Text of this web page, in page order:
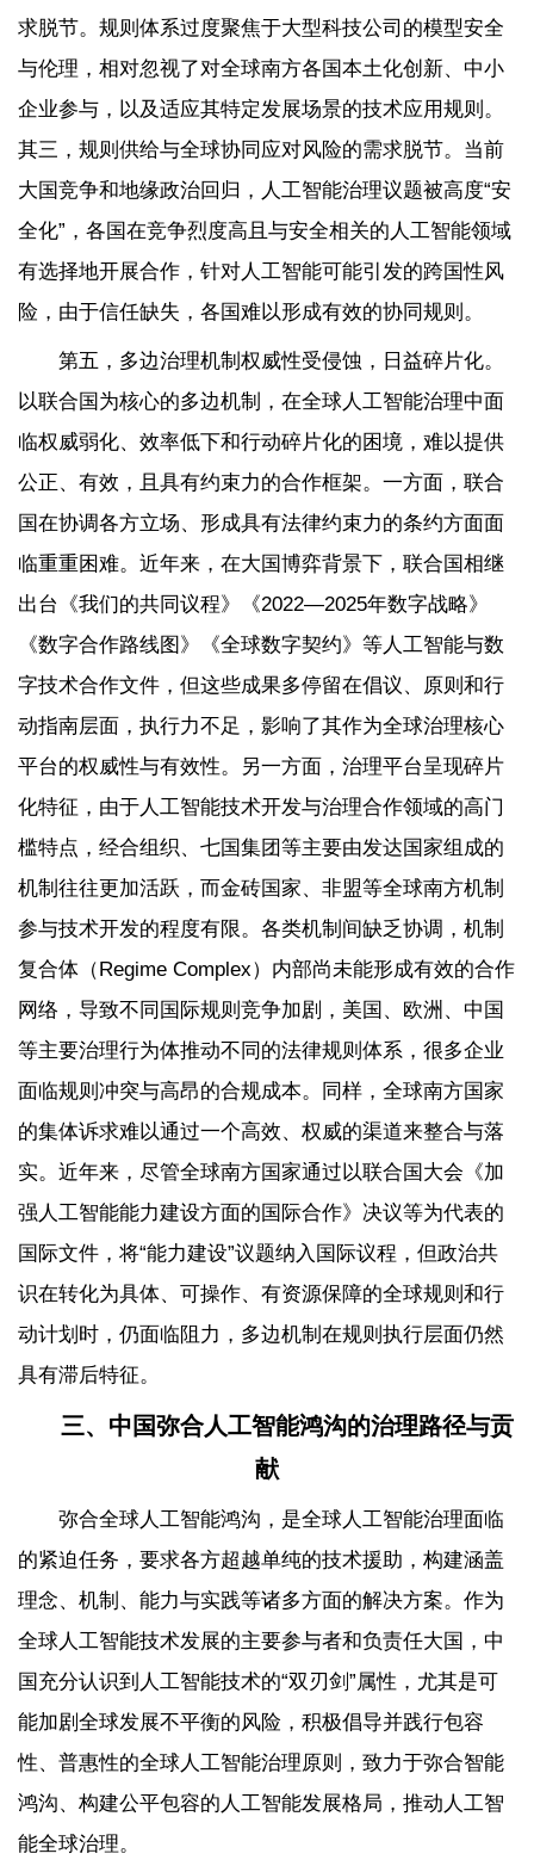
求脱节。规则体系过度聚焦于大型科技公司的模型安全
与伦理，相对忽视了对全球南方各国本土化创新、中小
企业参与，以及适应其特定发展场景的技术应用规则。
其三，规则供给与全球协同应对风险的需求脱节。当前
大国竞争和地缘政治回归，人工智能治理议题被高度“安
全化”，各国在竞争烈度高且与安全相关的人工智能领域
有选择地开展合作，针对人工智能可能引发的跨国性风
险，由于信任缺失，各国难以形成有效的协同规则。
第五，多边治理机制权威性受侵蚀，日益碎片化。
以联合国为核心的多边机制，在全球人工智能治理中面
临权威弱化、效率低下和行动碎片化的困境，难以提供
公正、有效，且具有约束力的合作框架。一方面，联合
国在协调各方立场、形成具有法律约束力的条约方面面
临重重困难。近年来，在大国博弈背景下，联合国相继
出台《我们的共同议程》《2022—2025年数字战略》
《数字合作路线图》《全球数字契约》等人工智能与数
字技术合作文件，但这些成果多停留在倡议、原则和行
动指南层面，执行力不足，影响了其作为全球治理核心
平台的权威性与有效性。另一方面，治理平台呈现碎片
化特征，由于人工智能技术开发与治理合作领域的高门
槛特点，经合组织、七国集团等主要由发达国家组成的
机制往往更加活跃，而金砖国家、非盟等全球南方机制
参与技术开发的程度有限。各类机制间缺乏协调，机制
复合体（Regime Complex）内部尚未能形成有效的合作
网络，导致不同国际规则竞争加剧，美国、欧洲、中国
等主要治理行为体推动不同的法律规则体系，很多企业
面临规则冲突与高昂的合规成本。同样，全球南方国家
的集体诉求难以通过一个高效、权威的渠道来整合与落
实。近年来，尽管全球南方国家通过以联合国大会《加
强人工智能能力建设方面的国际合作》决议等为代表的
国际文件，将“能力建设”议题纳入国际议程，但政治共
识在转化为具体、可操作、有资源保障的全球规则和行
动计划时，仍面临阻力，多边机制在规则执行层面仍然
具有滞后特征。
三、中国弥合人工智能鸿沟的治理路径与贡
献
弥合全球人工智能鸿沟，是全球人工智能治理面临
的紧迫任务，要求各方超越单纯的技术援助，构建涵盖
理念、机制、能力与实践等诸多方面的解决方案。作为
全球人工智能技术发展的主要参与者和负责任大国，中
国充分认识到人工智能技术的“双刃剑”属性，尤其是可
能加剧全球发展不平衡的风险，积极倡导并践行包容
性、普惠性的全球人工智能治理原则，致力于弥合智能
鸿沟、构建公平包容的人工智能发展格局，推动人工智
能全球治理。